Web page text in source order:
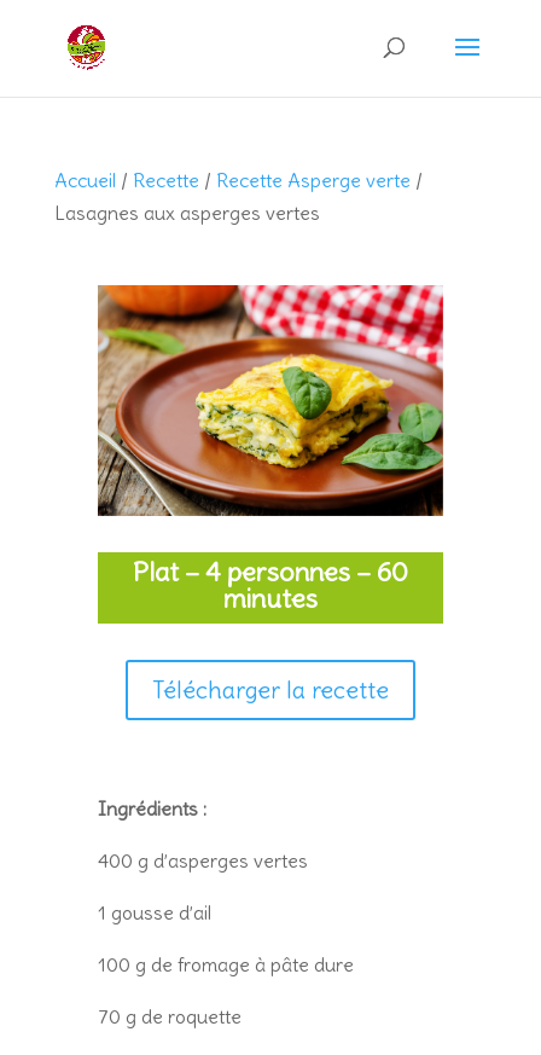
Recherche
produits
Accueil / Recette / Recette Asperge verte /
Lasagnes aux asperges vertes
Plat – 4 personnes – 60
minutes
Télécharger la recette
Ingrédients :
400 g d’asperges vertes
1 gousse d’ail
100 g de fromage à pâte dure
70 g de roquette